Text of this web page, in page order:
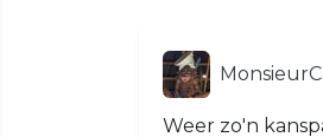
Weer zo'n